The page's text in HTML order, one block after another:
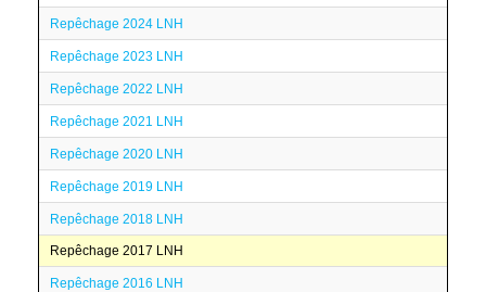
Repêchage 2024 LNH
Repêchage 2023 LNH
Repêchage 2022 LNH
Repêchage 2021 LNH
Repêchage 2020 LNH
Repêchage 2019 LNH
Repêchage 2018 LNH
Repêchage 2017 LNH
Repêchage 2016 LNH